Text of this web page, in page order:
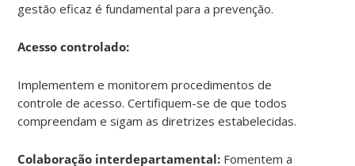
gestão eficaz é fundamental para a prevenção.
Acesso controlado:
Implementem e monitorem procedimentos de
controle de acesso. Certifiquem-se de que todos
compreendam e sigam as diretrizes estabelecidas.
Colaboração interdepartamental: Fomentem a